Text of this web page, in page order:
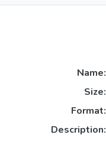
Name:
Size:
Format:
Description: